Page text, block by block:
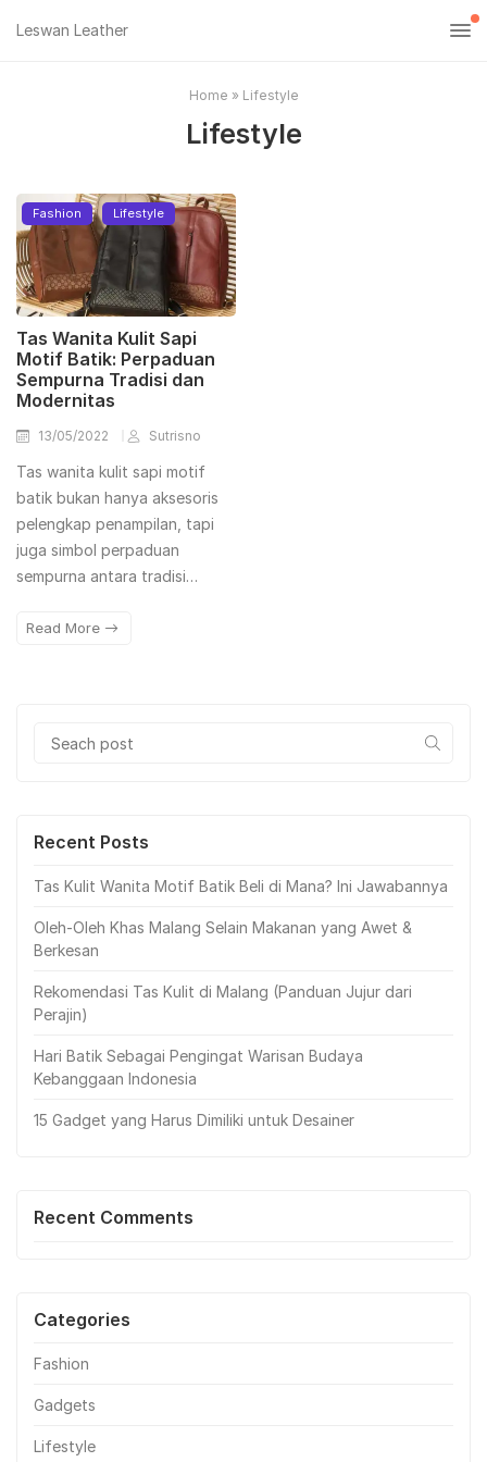
Leswan Leather
Home » Lifestyle
Lifestyle
Fashion Lifestyle
Tas Wanita Kulit Sapi
Motif Batik: Perpaduan
Sempurna Tradisi dan
Modernitas
13/05/2022 Sutrisno
Tas wanita kulit sapi motif
batik bukan hanya aksesoris
pelengkap penampilan, tapi
juga simbol perpaduan
sempurna antara tradisi…
Read More
Recent Posts
Tas Kulit Wanita Motif Batik Beli di Mana? Ini Jawabannya
Oleh-Oleh Khas Malang Selain Makanan yang Awet &
Berkesan
Rekomendasi Tas Kulit di Malang (Panduan Jujur dari
Perajin)
Hari Batik Sebagai Pengingat Warisan Budaya
Kebanggaan Indonesia
15 Gadget yang Harus Dimiliki untuk Desainer
Recent Comments
Categories
Fashion
Gadgets
Lifestyle